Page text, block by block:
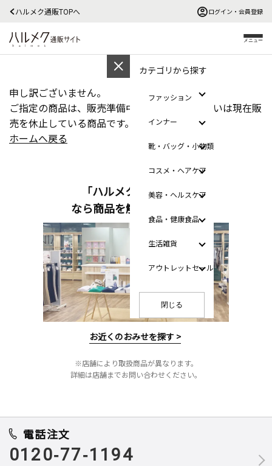
ハルメク通販TOPへ ログイン・会員登録
メニュー
カテゴリから探す
ファッション
インナー
靴・バッグ・小物類
コスメ・ヘアケア
美容・ヘルスケア
食品・健康食品
生活雑貨
アウトレットセール
閉じる
申し訳ございません。
ご指定の商品は、販売準備中、販売終了、あるいは現在販
売を休止している商品です。
ホームへ戻る
「ハルメクのおみせ」
なら商品を触って選べます
お近くのおみせを探す >
※店舗により取扱商品が異なります。
詳細は店舗までお問い合わせください。
電話注文
0120-77-1194